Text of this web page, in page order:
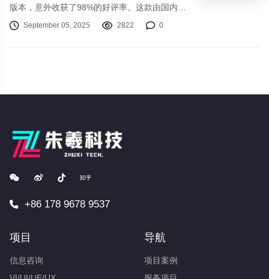
版本，意外收获了98%的好评率。这款由国内独
立团队"墨色工作室"研发的横版动作游戏，巧妙
地将水墨画风与Roguelike玩法相结合。玩家扮
September 05, 2025 2822 0
+86 178 9678 9537
项目
信息咨询
导航
项目案例